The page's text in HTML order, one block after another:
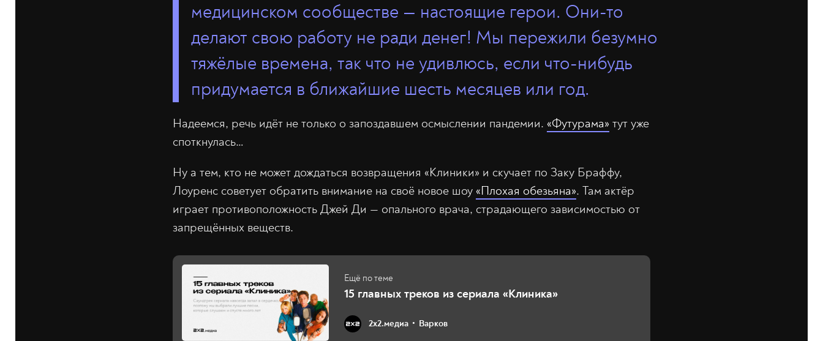
медицинском сообществе — настоящие герои. Они-то
делают свою работу не ради денег! Мы пережили безумно
тяжёлые времена, так что не удивлюсь, если что-нибудь
придумается в ближайшие шесть месяцев или год.
Надеемся, речь идёт не только о запоздавшем осмыслении пандемии. «Футурама» тут уже
споткнулась…
Ну а тем, кто не может дождаться возвращения «Клиники» и скучает по Заку Браффу,
Лоуренс советует обратить внимание на своё новое шоу «Плохая обезьяна». Там актёр
играет противоположность Джей Ди — опального врача, страдающего зависимостью от
запрещённых веществ.
15 главных треков из сериала «Клиника»
2х2.медиа Варков